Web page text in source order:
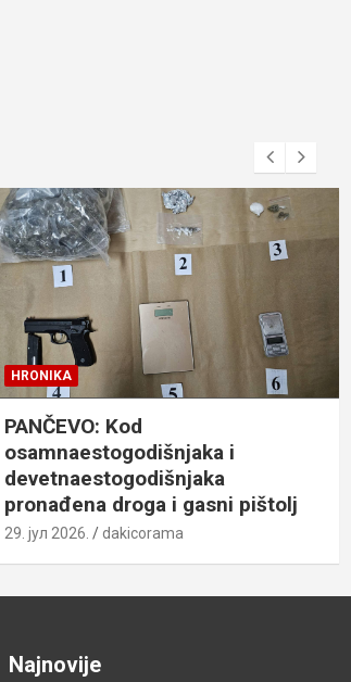
HRONIKA
PANČEVO: Kod
osamnaestogodišnjaka i
devetnaestogodišnjaka
pronađena droga i gasni pištolj
29. јул 2026. dakicorama
Najnovije